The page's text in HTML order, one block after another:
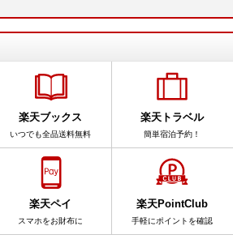
楽天ブックス
いつでも全品送料無料
楽天トラベル
簡単宿泊予約！
楽天ペイ
スマホをお財布に
楽天PointClub
手軽にポイントを確認